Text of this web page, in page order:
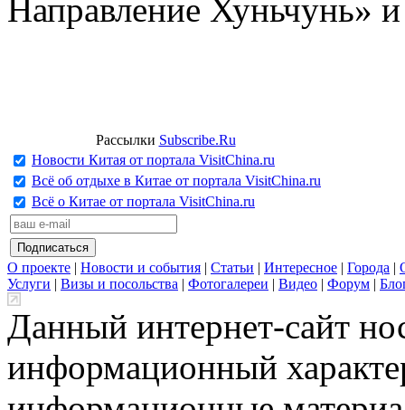
Направление Хуньчунь»
Рассылки Subscribe.Ru
Новости Китая от портала VisitChina.ru
Всё об отдыхе в Китае от портала VisitChina.ru
Всё о Китае от портала VisitChina.ru
О проекте | Новости и события | Статьи | Интересное | Города |
Услуги | Визы и посольства | Фотогалереи | Видео | Форум |
Данный интернет-сайт
информационный